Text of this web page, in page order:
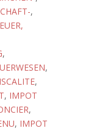
,
,
,
,
, IMPOT
,
, IMPOT